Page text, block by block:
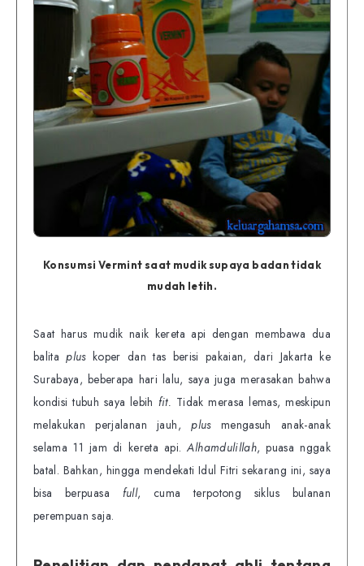
Konsumsi Vermint saat mudik supaya badan tidak
mudah letih.
Saat harus mudik naik kereta api dengan membawa dua
balitapluskoper dan tas berisi pakaian, dari Jakarta ke
Surabaya, beberapa hari lalu, saya juga merasakan bahwa
kondisi tubuh saya lebih fit. Tidak merasa lemas, meskipun
melakukan perjalanan jauh,plusmengasuh anak-anak
selama 11 jam di kereta api.Alhamdulillah, puasa nggak
batal. Bahkan, hingga mendekati Idul Fitri sekarang ini, saya
bisa berpuasa full, cuma terpotong siklus bulanan
perempuan saja.